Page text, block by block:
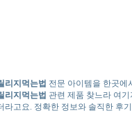
리지먹는법 전문 아이템을 한곳에
리지먹는법 관련 제품 찾느라 여
라고요. 정확한 정보와 솔직한 후